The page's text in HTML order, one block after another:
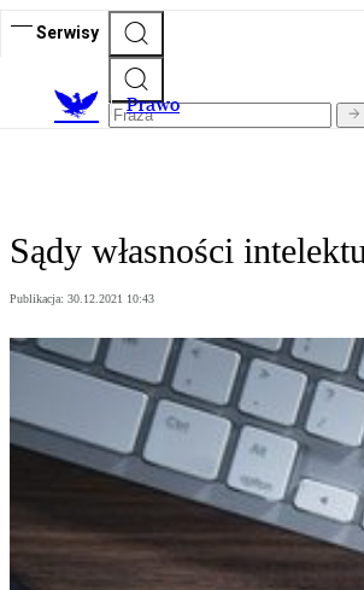
Serwisy
Prawo
Sądy własności
Publikacja: 30.12.2021 10:43